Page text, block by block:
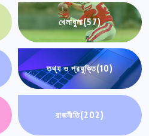
খেলাধুলা(57)
তথ্য ও প্রযুক্তি(10)
রাজনীতি(202)